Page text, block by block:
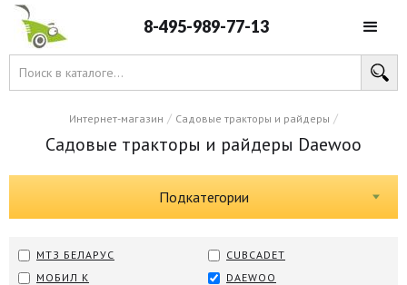
8-495-989-77-13
Интернет-магазин / Садовые тракторы и райдеры /
Садовые тракторы и райдеры Daewoo
Подкатегории
МТЗ БЕЛАРУС
МОБИЛ К
CUBCADET
DAEWOO